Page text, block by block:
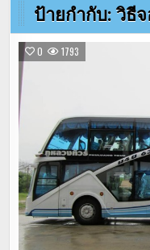
ป้ายกำกับ: วิธี
0 1793